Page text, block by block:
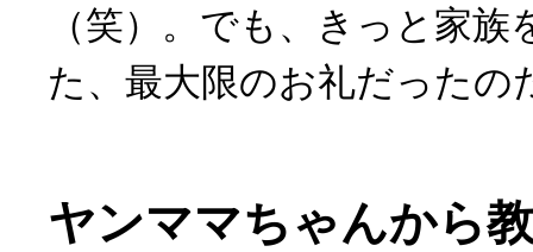
（笑）。でも、きっと家
た、最大限のお礼だったの
ヤンママちゃんから